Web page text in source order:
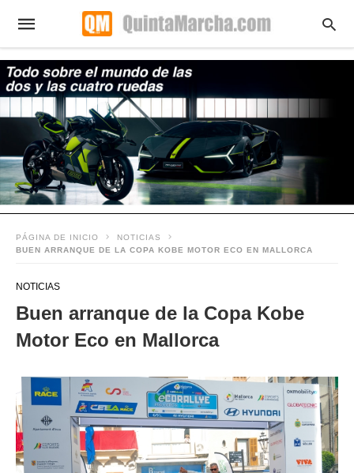
PÁGINA DE INICIO
NOTICIAS
BUEN ARRANQUE DE LA COPA KOBE MOTOR ECO EN MALLORCA
NOTICIAS
Buen arranque de la Copa Kobe
Motor Eco en Mallorca